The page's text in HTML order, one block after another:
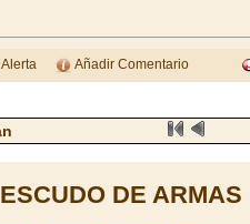
Añadir Comentario
ESCUDO DE